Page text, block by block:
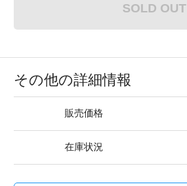
SOLD OUT
その他の詳細情報
販売価格
在庫状況